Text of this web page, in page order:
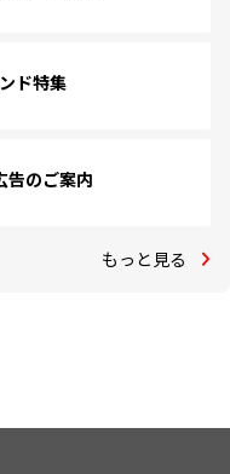
ド特集
告のご案内
もっと見る